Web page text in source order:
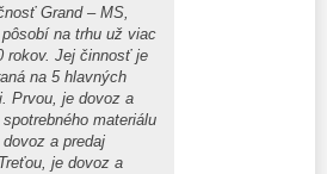
Grand – MS,
na trhu už viac
rokov. Jej činnosť je
na 5 hlavných
Prvou, je dovoz a
spotrebného materiálu
a predaj
je dovoz a